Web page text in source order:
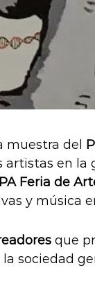
muestra del
en la
Feria de
y música
que
sociedad